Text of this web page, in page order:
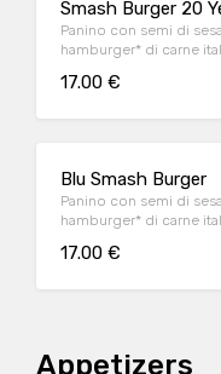
Smash Burger 20
Panino con semi di
hamburger* di carne
insalata iceberg, salsa
17.00 €
Blu Smash Burger
Panino con semi di
hamburger* di carne
insalata iceberg,
17.00 €
Appetizers